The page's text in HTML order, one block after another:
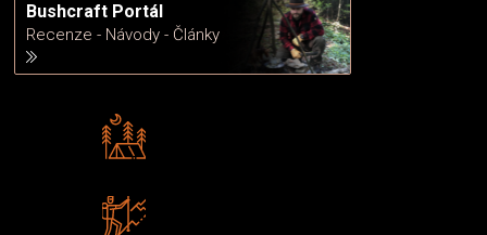
Bushcraft Portál
Recenze - Návody - Články